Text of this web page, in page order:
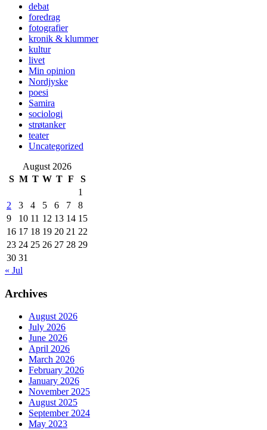
debat
foredrag
fotografier
kronik & klummer
kultur
livet
Min opinion
Nordjyske
poesi
Samira
sociologi
strøtanker
teater
Uncategorized
August 2026
S M T W T F
S
1
2
3 4 5 6 7
8
9
10 11 12 13 14 15
16 17 18 19 20 21 22
23 24 25 26 27 28 29
30 31
« Jul
Archives
August 2026
July 2026
June 2026
April 2026
March 2026
February 2026
January 2026
November 2025
August 2025
September 2024
May 2023